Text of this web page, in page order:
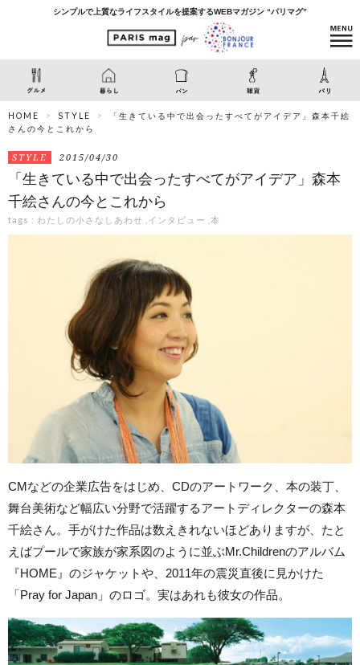
シンプルで上質なライフスタイルを提案するWEBマガジン “パリマグ”
HOME STYLE
「生きている中で出会ったすべてがアイデア」森本千絵
さんの今とこれから
STYLE 2015/04/30
「生きている中で出会ったすべてがアイデア」森本
千絵さんの今とこれから
tags : わたしの小さなしあわせ インタビュー 本
CMなどの企業広告をはじめ、CDのアートワーク、本の装丁、
舞台美術など幅広い分野で活躍するアートディレクターの森本
千絵さん。手がけた作品は数えきれないほどありますが、たと
えばプールで家族が家系図のように並ぶMr.Childrenのアルバム
『HOME』のジャケットや、2011年の震災直後に見かけた
「Pray for Japan」のロゴ。実はあれも彼女の作品。